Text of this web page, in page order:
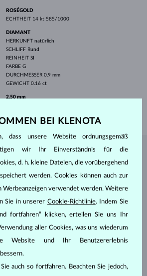
ROSÉGOLD
ECHTHEIT 14 kt 585/1000
DIAMANT
HERKUNFT natürlich
SCHLIFF Rund
REINHEIT SI
FARBE G
DURCHMESSER 0.9 mm
GEWICHT 0.16 ct
2.50 mm
BEI KLENOTA
dass unsere Website ordnungsgemäß
wir Ihr Einverständnis für die
d. h. kleine Dateien, die vorübergehend
werden. Cookies können auch zur
Werbeanzeigen verwendet werden. Weitere
Sie in unserer Cookie-Richtlinie. Indem Sie
fortfahren“ klicken, erteilen Sie uns Ihr
aller Cookies, was uns wiederum
Website und Ihr Benutzererlebnis
auch so fortfahren. Beachten Sie jedoch,